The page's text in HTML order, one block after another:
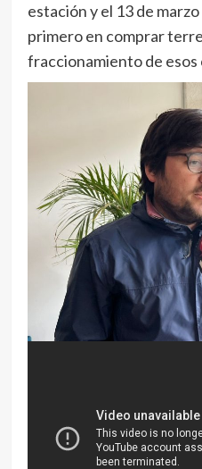
estación y el 13 de
primero en comprar
fraccionamiento de esos